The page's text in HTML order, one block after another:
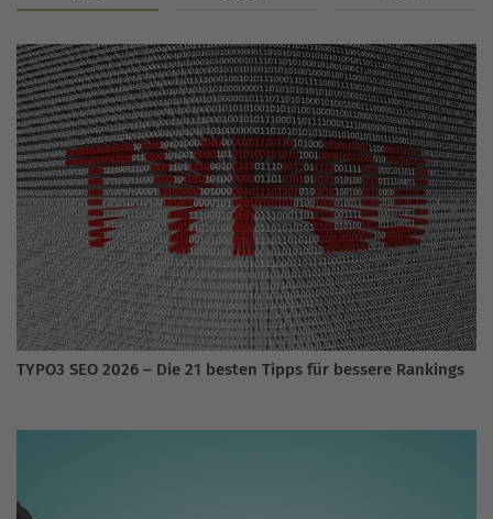
TYPO3 SEO 2026 – Die 21 besten Tipps für bessere Rankings